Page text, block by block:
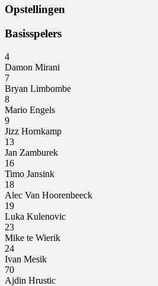
Opstellingen
Basisspelers
4
Damon Mirani
7
Bryan Limbombe
8
Mario Engels
9
Jizz Hornkamp
13
Jan Zamburek
16
Timo Jansink
18
Alec Van Hoorenbeeck
19
Luka Kulenovic
23
Mike te Wierik
24
Ivan Mesik
70
Ajdin Hrustic